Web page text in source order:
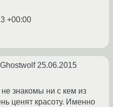
+00:00
25.06.2015
знакомы ни с кем из
ценят красоту. Именно